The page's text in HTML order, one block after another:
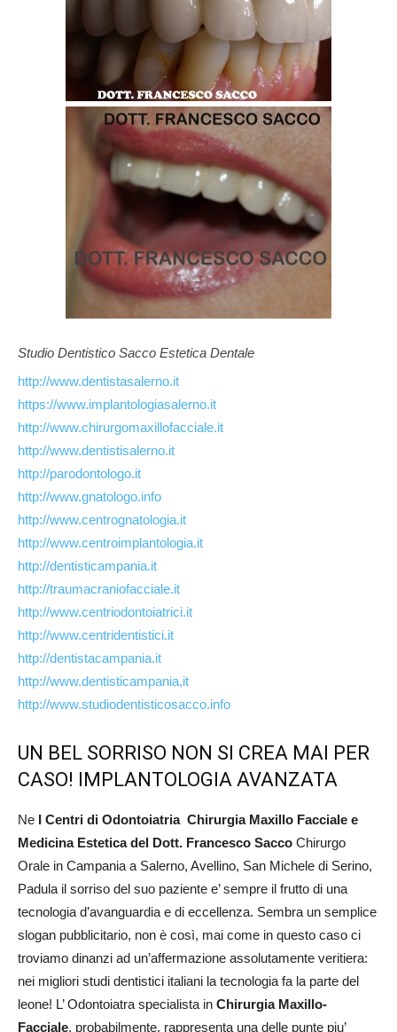
Studio Dentistico Sacco Estetica Dentale
http://www.dentistasalerno.it
https://www.implantologiasalerno.it
http://www.chirurgomaxillofacciale.it
http://www.dentistisalerno.it
http://parodontologo.it
http://www.gnatologo.info
http://www.centrognatologia.it
http://www.centroimplantologia.it
http://dentisticampania.it
http://traumacraniofacciale.it
http://www.centriodontoiatrici.it
http://www.centridentistici.it
http://dentistacampania.it
http://www.dentisticampania,it
http://www.studiodentisticosacco.info
UN BEL SORRISO NON SI CREA MAI PER
CASO! IMPLANTOLOGIA AVANZATA
Ne I Centri di Odontoiatria Chirurgia Maxillo Facciale e
Medicina Estetica del Dott. Francesco Sacco Chirurgo
Orale in Campania a Salerno, Avellino, San Michele di Serino,
Padula il sorriso del suo paziente e’ sempre il frutto di una
tecnologia d’avanguardia e di eccellenza. Sembra un semplice
slogan pubblicitario, non è così, mai come in questo caso ci
troviamo dinanzi ad un’affermazione assolutamente veritiera:
nei migliori studi dentistici italiani la tecnologia fa la parte del
leone! L’ Odontoiatra specialista in Chirurgia Maxillo-
Facciale, probabilmente, rappresenta una delle punte piu’